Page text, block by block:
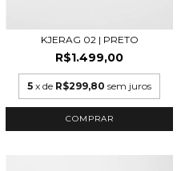
KJERAG 02 | PRETO
R$1.499,00
5 x de R$299,80 sem juros
COMPRAR